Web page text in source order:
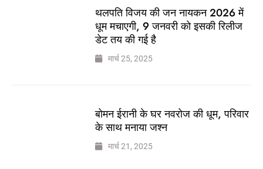
थलपति विजय की जन नायकन 2026 में
धूम मचाएगी, 9 जनवरी को इसकी रिलीज
डेट तय की गई है
मार्च 25, 2025
बोमन ईरानी के घर नवरोज की धूम, परिवार
के साथ मनाया जश्न
मार्च 21, 2025